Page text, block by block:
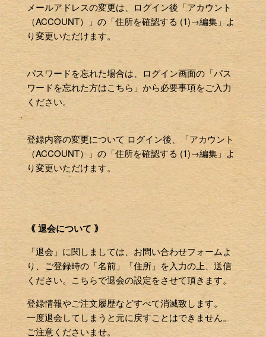
メールアドレスの変更は、ログイン後「アカウント
（ACCOUNT）」の「住所を確認する (1)→編集」よ
り変更いただけます。
パスワードを忘れた場合は、ログイン画面の「パス
ワードを忘れた方はこちら」から必要事項をご入力
ください。
登録内容の変更について ログイン後、「アカウント
（ACCOUNT）」の「住所を確認する (1)→編集」よ
り変更いただけます。
｟ 退会について ｠
「退会」に関しましては、お問い合わせフォームよ
り、ご登録時の「名前」「住所」を入力の上、送信
ください。こちらで退会の設定をさせて頂きます。
登録情報やご注文履歴などすべて消滅致します。
一度退会してしまうと元に戻すことはできません。
ご注意くださいませ。